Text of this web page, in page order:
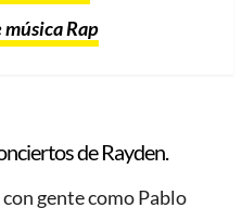
música Rap
de Rayden.
gente como Pablo